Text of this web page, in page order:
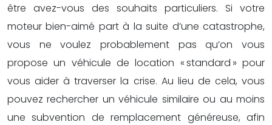
être avez-vous des souhaits particuliers. Si votre
moteur bien-aimé part à la suite d’une catastrophe,
vous ne voulez probablement pas qu’on vous
propose un véhicule de location « standard » pour
vous aider à traverser la crise. Au lieu de cela, vous
pouvez rechercher un véhicule similaire ou au moins
une subvention de remplacement généreuse, afin